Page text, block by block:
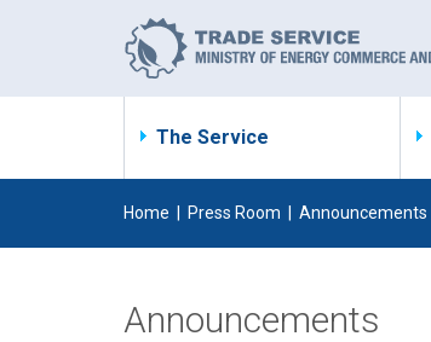
The Service
Home Press Room Announcements
Announcements